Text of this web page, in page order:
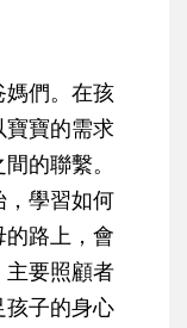
媽們。在孩
寶的需求
的聯繫。
學習如何
路上，會
主要照顧者
子的身心